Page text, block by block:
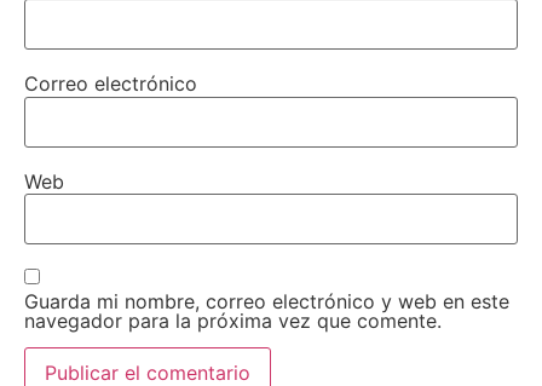
Correo electrónico
Web
Guarda mi nombre, correo electrónico y web en este
navegador para la próxima vez que comente.